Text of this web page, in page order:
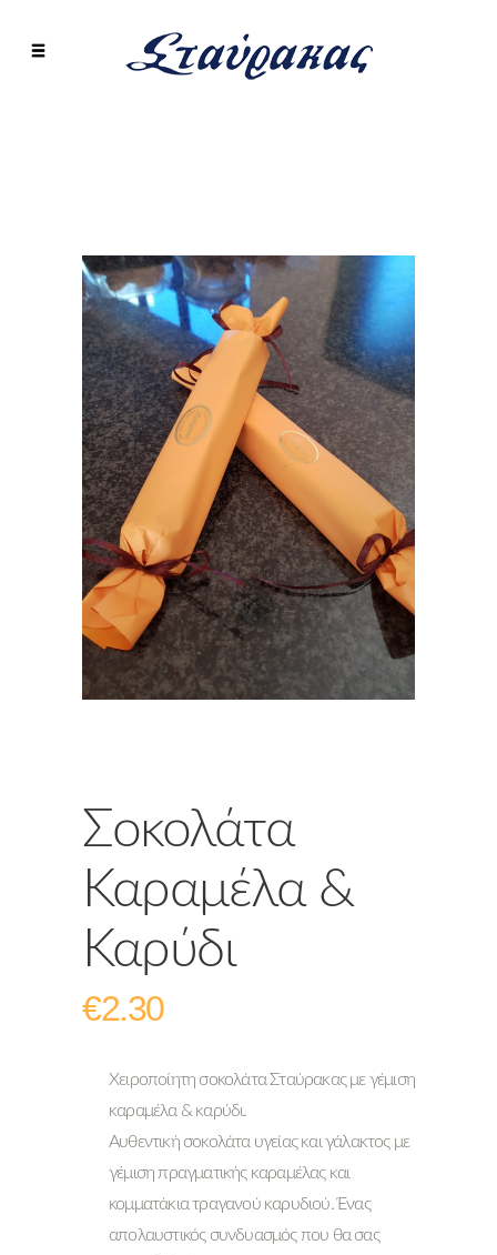
Σοκολάτα
Καραμέλα &
Καρύδι
€2.30
Χειροποίητη σοκολάτα Σταύρακας με γέμιση
καραμέλα & καρύδι.
Αυθεντική σοκολάτα υγείας και γάλακτος με
γέμιση πραγματικής καραμέλας και
κομματάκια τραγανού καρυδιού. Ένας
απολαυστικός συνδυασμός που θα σας